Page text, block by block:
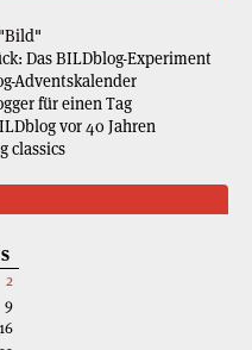
Das BILDblog-Experiment
Adventskalender
für einen Tag
vor 40 Jahren
classics
S
2
9
16